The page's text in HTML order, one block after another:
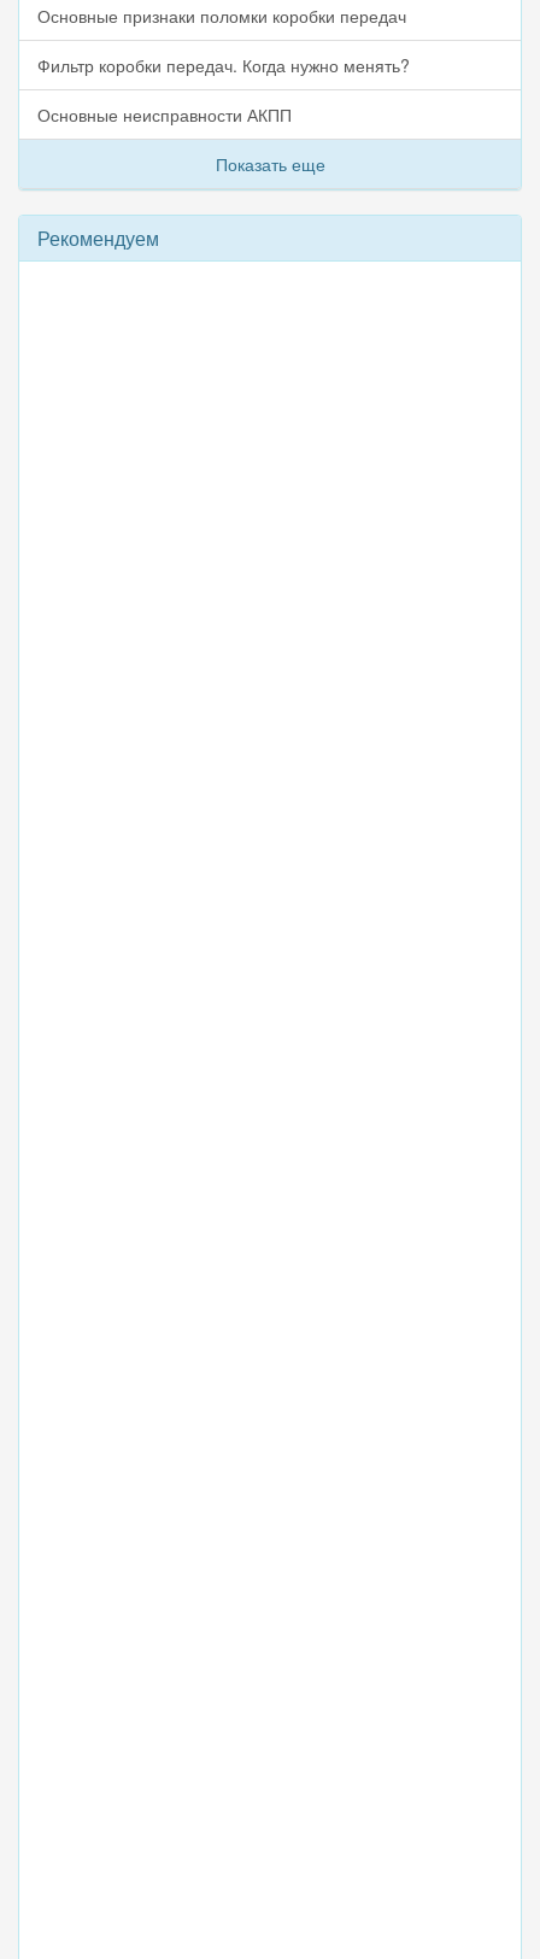
Основные признаки поломки коробки передач
Фильтр коробки передач. Когда нужно менять?
Основные неисправности АКПП
Показать еще
Рекомендуем